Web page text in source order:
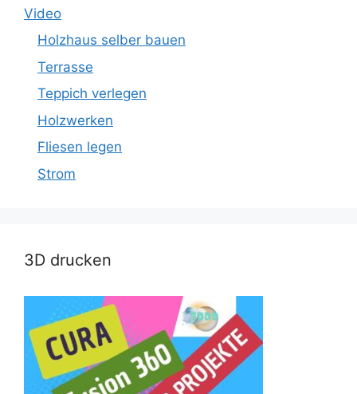
Video
Holzhaus selber bauen
Terrasse
Teppich verlegen
Holzwerken
Fliesen legen
Strom
3D drucken